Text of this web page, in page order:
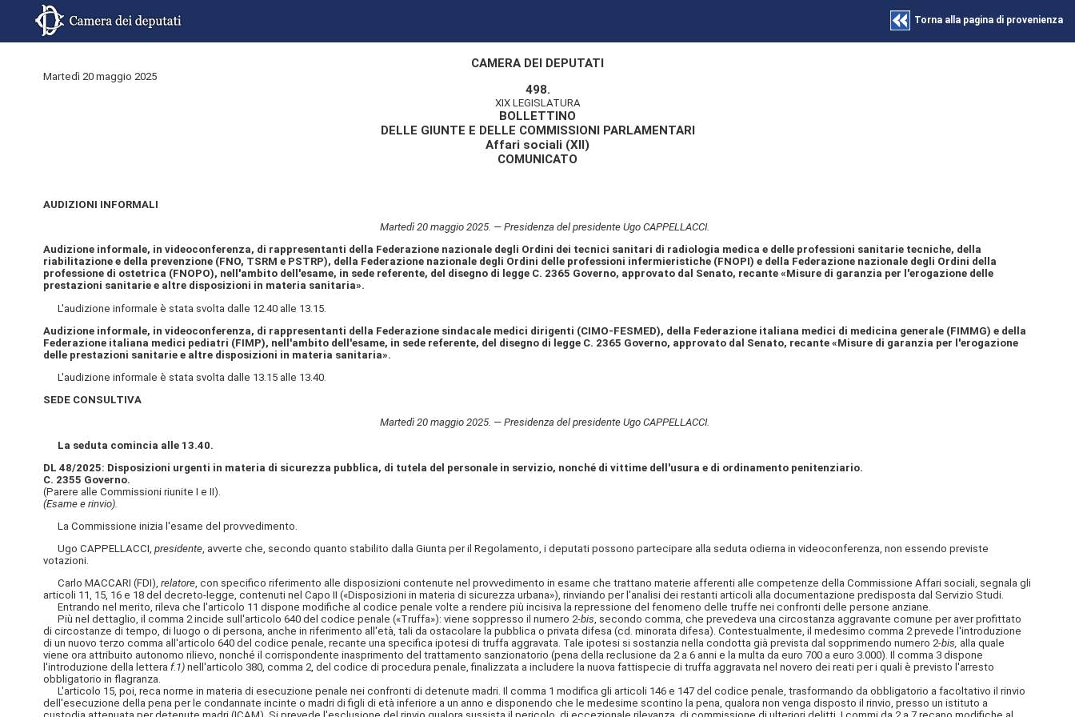
CAMERA DEI DEPUTATI
Martedì 20 maggio 2025
498.
XIX LEGISLATURA
BOLLETTINO
DELLE GIUNTE E DELLE COMMISSIONI PARLAMENTARI
Affari sociali (XII)
COMUNICATO
AUDIZIONI INFORMALI
Martedì 20 maggio 2025. — Presidenza del presidente Ugo CAPPELLACCI.
Audizione informale, in videoconferenza, di rappresentanti della Federazione nazionale degli Ordini dei tecnici sanitari di radiologia medica e delle professioni sanitarie tecniche, della
riabilitazione e della prevenzione (FNO, TSRM e PSTRP), della Federazione nazionale degli Ordini delle professioni infermieristiche (FNOPI) e della Federazione nazionale degli Ordini della
professione di ostetrica (FNOPO), nell'ambito dell'esame, in sede referente, del disegno di legge C. 2365 Governo, approvato dal Senato, recante «Misure di garanzia per l'erogazione delle
prestazioni sanitarie e altre disposizioni in materia sanitaria».
L'audizione informale è stata svolta dalle 12.40 alle 13.15.
Audizione informale, in videoconferenza, di rappresentanti della Federazione sindacale medici dirigenti (CIMO-FESMED), della Federazione italiana medici di medicina generale (FIMMG) e della
Federazione italiana medici pediatri (FIMP), nell'ambito dell'esame, in sede referente, del disegno di legge C. 2365 Governo, approvato dal Senato, recante «Misure di garanzia per l'erogazione
delle prestazioni sanitarie e altre disposizioni in materia sanitaria».
L'audizione informale è stata svolta dalle 13.15 alle 13.40.
SEDE CONSULTIVA
Martedì 20 maggio 2025. — Presidenza del presidente Ugo CAPPELLACCI.
La seduta comincia alle 13.40.
DL 48/2025: Disposizioni urgenti in materia di sicurezza pubblica, di tutela del personale in servizio, nonché di vittime dell'usura e di ordinamento penitenziario.
C. 2355 Governo.
(Parere alle Commissioni riunite I e II).
(Esame e rinvio).
La Commissione inizia l'esame del provvedimento.
Ugo CAPPELLACCI, presidente, avverte che, secondo quanto stabilito dalla Giunta per il Regolamento, i deputati possono partecipare alla seduta odierna in videoconferenza, non essendo previste
votazioni.
Carlo MACCARI (FDI), relatore, con specifico riferimento alle disposizioni contenute nel provvedimento in esame che trattano materie afferenti alle competenze della Commissione Affari sociali, segnala gli
articoli 11, 15, 16 e 18 del decreto-legge, contenuti nel Capo II («Disposizioni in materia di sicurezza urbana»), rinviando per l'analisi dei restanti articoli alla documentazione predisposta dal Servizio Studi.
Entrando nel merito, rileva che l'articolo 11 dispone modifiche al codice penale volte a rendere più incisiva la repressione del fenomeno delle truffe nei confronti delle persone anziane.
Più nel dettaglio, il comma 2 incide sull'articolo 640 del codice penale («Truffa»): viene soppresso il numero 2-bis, secondo comma, che prevedeva una circostanza aggravante comune per aver profittato
di circostanze di tempo, di luogo o di persona, anche in riferimento all'età, tali da ostacolare la pubblica o privata difesa (cd. minorata difesa). Contestualmente, il medesimo comma 2 prevede l'introduzione
di un nuovo terzo comma all'articolo 640 del codice penale, recante una specifica ipotesi di truffa aggravata. Tale ipotesi si sostanzia nella condotta già prevista dal sopprimendo numero 2-bis, alla quale
viene ora attribuito autonomo rilievo, nonché il corrispondente inasprimento del trattamento sanzionatorio (pena della reclusione da 2 a 6 anni e la multa da euro 700 a euro 3.000). Il comma 3 dispone
l'introduzione della lettera f.1)nell'articolo 380, comma 2, del codice di procedura penale, finalizzata a includere la nuova fattispecie di truffa aggravata nel novero dei reati per i quali è previsto l'arresto
obbligatorio in flagranza.
L'articolo 15, poi, reca norme in materia di esecuzione penale nei confronti di detenute madri. Il comma 1 modifica gli articoli 146 e 147 del codice penale, trasformando da obbligatorio a facoltativo il rinvio
dell'esecuzione della pena per le condannate incinte o madri di figli di età inferiore a un anno e disponendo che le medesime scontino la pena, qualora non venga disposto il rinvio, presso un istituto a
Torna alla pagina di provenienza